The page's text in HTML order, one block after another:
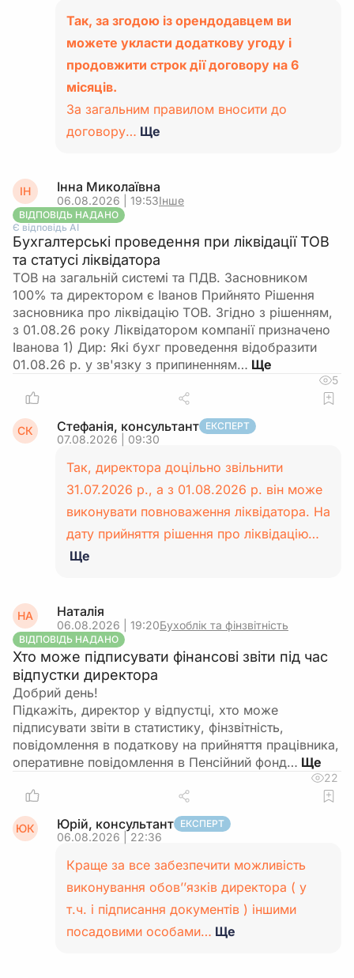
Так, за згодою із орендодавцем ви
можете укласти додаткову угоду і
продовжити строк дії договору на 6
місяців.
За загальним правилом вносити до
договору… Ще
ІН Інна Миколаївна
06.08.2026 | 19:53Інше
ВІДПОВІДЬ НАДАНО
Є відповідь АІ
Бухгалтерські проведення при ліквідації ТОВ
та статусі ліквідатора
ТОВ на загальній системі та ПДВ. Засновником
100% та директором є Іванов Прийнято Рішення
засновника про ліквідацію ТОВ. Згідно з рішенням,
з 01.08.26 року Ліквідатором компанії призначено
Іванова 1) Дир: Які бухг проведення відобразити
01.08.26 р. у зв'язку з припиненням…
5
СК Стефанія, консультант ЕКСПЕРТ
07.08.2026 | 09:30
Так, директора доцільно звільнити
31.07.2026 р., а з 01.08.2026 р. він може
виконувати повноваження ліквідатора. На
дату прийняття рішення про ліквідацію…
Ще
НА Наталія
06.08.2026 | 19:20Бухоблік та фінзвітність
ВІДПОВІДЬ НАДАНО
Хто може підписувати фінансові звіти під час
відпустки директора
Добрий день!
Підкажіть, директор у відпустці, хто може
підписувати звіти в статистику, фінзвітність,
повідомлення в податкову на прийняття працівника,
оперативне повідомлення в Пенсійний фонд…
22
ЮК Юрій, консультант ЕКСПЕРТ
06.08.2026 | 22:36
Краще за все забезпечити можливість
виконування обов’’язків директора ( у
т.ч. і підписання документів ) іншими
посадовими особами… Ще